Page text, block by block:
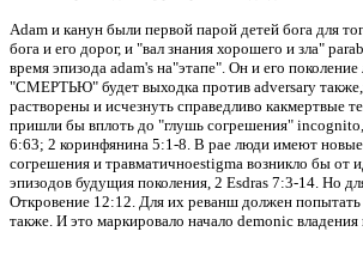
Adam и канун были первой парой детей бога для
бога и его дорог, и "вал знания хорошего и зла"
время эпизода adam's на"этапе". Он и его
"СМЕРТЬЮ" будет выходка против adversary также
растворены и исчезнуть справедливо какмертвые
пришли бы вплоть до "глушь согрешения"
6:63; 2 коринфянина 5:1-8. В рае люди имеют новые
согрешения и травматичноеstigma возникло бы от
эпизодов будущия поколения, 2 Esdras 7:3-14. Но
Откровение 12:12. Для их реванш должен попытать
также. И это маркировало начало demonic владения